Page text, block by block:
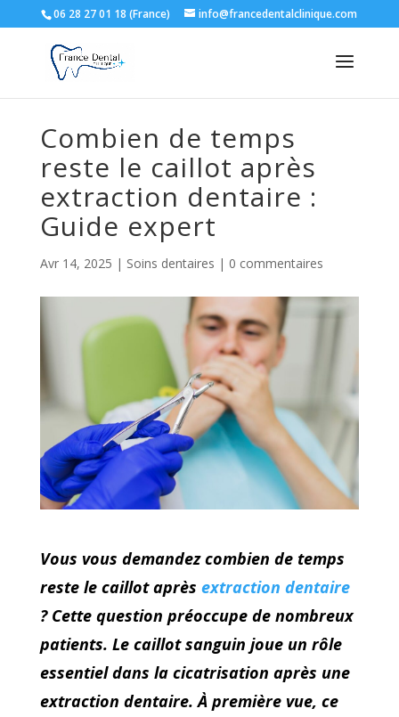
06 28 27 01 18 (France) info@francedentalclinique.com
Combien de temps
reste le caillot après
extraction dentaire :
Guide expert
Avr 14, 2025 | Soins dentaires | 0 commentaires
Vous vous demandez combien de temps
reste le caillot après extraction dentaire
? Cette question préoccupe de nombreux
patients. Le caillot sanguin joue un rôle
essentiel dans la cicatrisation après une
extraction dentaire. À première vue, ce